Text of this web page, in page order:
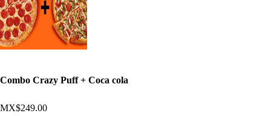
Combo Crazy Puff + Coca cola
MX$249.00